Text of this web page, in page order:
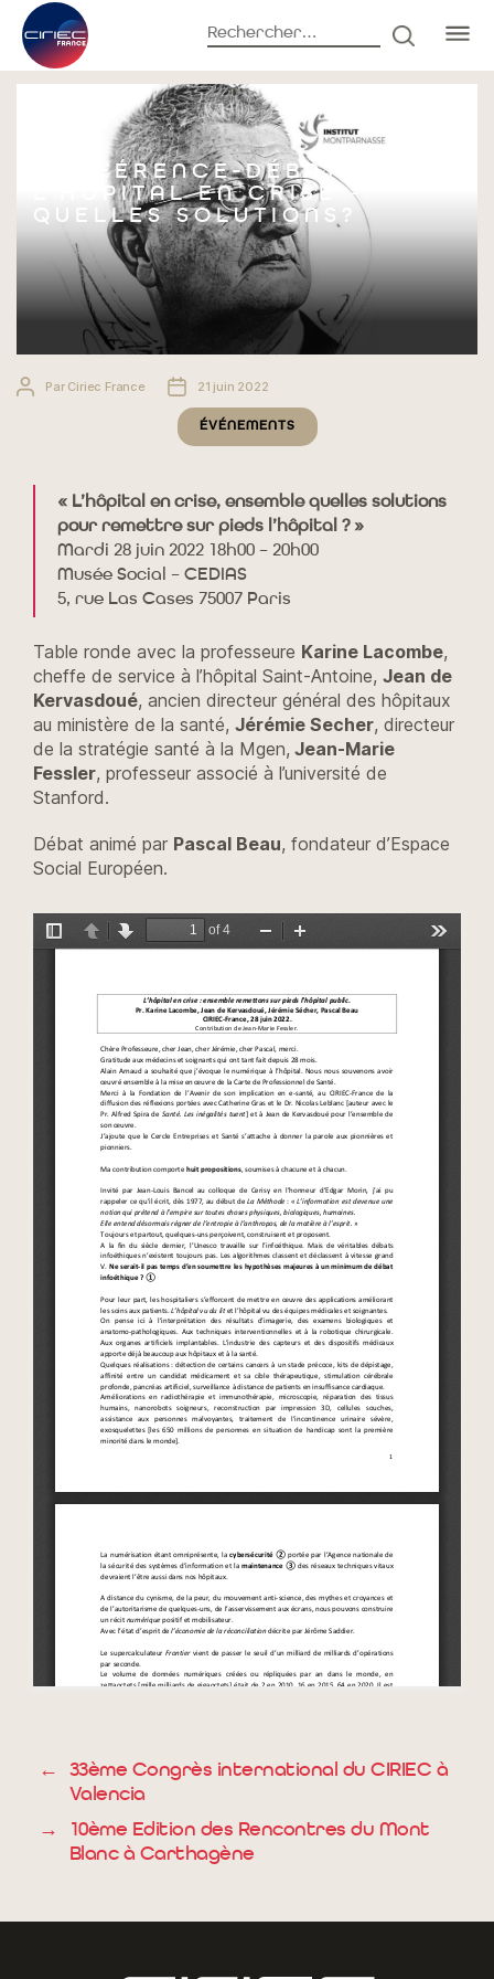
Rechercher :
Accueil Événements
Conférence-débat l’hôpital en crise –
Quelles solutions?
CONFÉRENCE-DÉBAT
L’HÔPITAL EN CRISE –
QUELLES SOLUTIONS?
Auteur
Par Ciriec France
Date
l’article
21 juin 2022
Catégories
ÉVÉNEMENTS
« L’hôpital en crise, ensemble quelles solutions
pour remettre sur pieds l’hôpital ? »
Mardi 28 juin 2022 18h00 – 20h00
Musée Social – CEDIAS
5, rue Las Cases 75007 Paris
Table ronde avec la professeure Karine Lacombe,
cheffe de service à l’hôpital Saint-Antoine, Jean de
Kervasdoué, ancien directeur général des hôpitaux
au ministère de la santé, Jérémie Secher, directeur
de la stratégie santé à la Mgen, Jean-Marie
Fessler, professeur associé à l’université de
Stanford.
Débat animé par Pascal Beau, fondateur d’Espace
Social Européen.
←
33ème Congrès international du CIRIEC à
Valencia
→
10ème Edition des Rencontres du Mont
Blanc à Carthagène